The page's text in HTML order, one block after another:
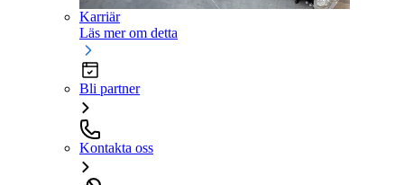
Karriär
Läs mer om detta
Bli partner
Kontakta oss